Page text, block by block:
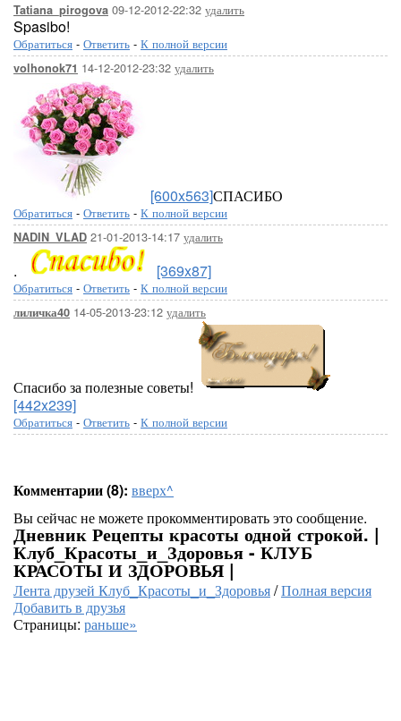
Tatiana_pirogova 09-12-2012-22:32 удалить
Spasibo!
Обратиться - Ответить - К полной версии
volhonok71 14-12-2012-23:32 удалить
[600x563]СПАСИБО
Обратиться - Ответить - К полной версии
NADIN_VLAD 21-01-2013-14:17 удалить
. [369x87]
Обратиться - Ответить - К полной версии
лиличка40 14-05-2013-23:12 удалить
Спасибо за полезные советы!
[442x239]
Обратиться - Ответить - К полной версии
Комментарии (8): вверх^
Вы сейчас не можете прокомментировать это сообщение.
Дневник Рецепты красоты одной строкой. |
Клуб_Красоты_и_Здоровья - КЛУБ
КРАСОТЫ И ЗДОРОВЬЯ |
Лента друзей Клуб_Красоты_и_Здоровья/Полная версия
Добавить в друзья
Страницы: раньше»